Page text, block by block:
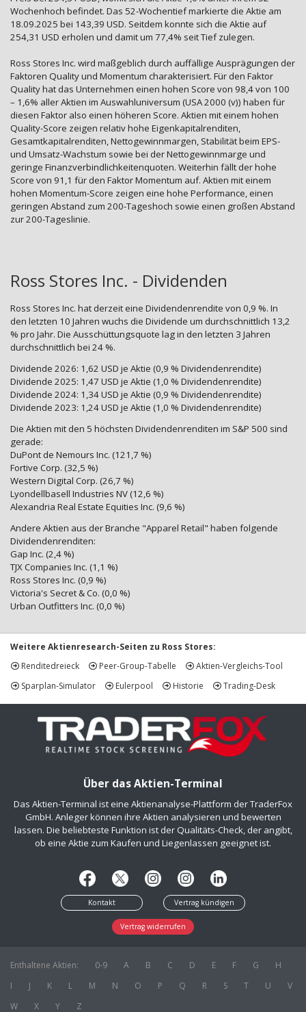
Wochenhoch befindet. Das 52-Wochentief markierte die Aktie am
18.09.2025 bei 143,39 USD. Seitdem konnte sich die Aktie auf
254,31 USD erholen und damit um 77,4% seit Tief zulegen.
Ross Stores Inc. wird maßgeblich durch auffällige Ausprägungen der
Faktoren Quality und Momentum charakterisiert. Für den Faktor
Quality hat das Unternehmen einen hohen Score von 98,4 von 100
– 1,6% aller Aktien im Auswahluniversum (USA 2000 (v)) haben für
diesen Faktor also einen höheren Score. Aktien mit einem hohen
Quality-Score zeigen relativ hohe Eigenkapitalrenditen,
Gesamtkapitalrenditen, Nettogewinnmargen, Stabilität beim EPS-
und Umsatz-Wachstum sowie bei der Nettogewinnmarge und
geringe Finanzverbindlichkeitenquoten. Weiterhin fällt der hohe
Score von 91,1 für den Faktor Momentum auf. Aktien mit einem
hohen Momentum-Score zeigen eine hohe Performance, einen
geringen Abstand zum 200-Tageshoch sowie einen großen Abstand
zur 200-Tageslinie.
Ross Stores Inc. - Dividenden
Ross Stores Inc. hat derzeit eine Dividendenrendite von 0,9 %. In
den letzten 10 Jahren wuchs die Dividende um durchschnittlich 13,2
% pro Jahr. Die Ausschüttungsquote lag in den letzten 3 Jahren
durchschnittlich bei 24 %.
Dividende 2026: 1,62 USD je Aktie (0,9 % Dividendenrendite)
Dividende 2025: 1,47 USD je Aktie (1,0 % Dividendenrendite)
Dividende 2024: 1,34 USD je Aktie (0,9 % Dividendenrendite)
Dividende 2023: 1,24 USD je Aktie (1,0 % Dividendenrendite)
Die Aktien mit den 5 höchsten Dividendenrenditen im S&P 500 sind
gerade:
DuPont de Nemours Inc. (121,7 %)
Fortive Corp. (32,5 %)
Western Digital Corp. (26,7 %)
Lyondellbasell Industries NV (12,6 %)
Alexandria Real Estate Equities Inc. (9,6 %)
Andere Aktien aus der Branche "Apparel Retail" haben folgende
Dividendenrenditen:
Gap Inc. (2,4 %)
TJX Companies Inc. (1,1 %)
Ross Stores Inc. (0,9 %)
Victoria's Secret & Co. (0,0 %)
Urban Outfitters Inc. (0,0 %)
Weitere Aktienresearch-Seiten zu Ross Stores:
Renditedreieck
Peer-Group-Tabelle
Aktien-Vergleichs-Tool
Sparplan-Simulator
Eulerpool Historie Trading-Desk
Über das Aktien-Terminal
Das Aktien-Terminal ist eine Aktienanalyse-Plattform der TraderFox
GmbH. Anleger können ihre Aktien analysieren und bewerten
lassen. Die beliebteste Funktion ist der Qualitäts-Check, der angibt,
ob eine Aktie zum Kaufen und Liegenlassen geeignet ist.
Kontakt Vertrag kündigen
Vertrag widerrufen
Enthaltene Aktien: 0-9 A B C D E F G
H
I
J K L M N O P Q R S T U
V
W
X Y Z